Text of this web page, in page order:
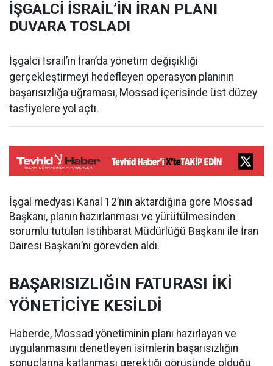
İŞGALCİ İSRAİL’İN İRAN PLANI
DUVARA TOSLADI
İşgalci İsrail’in İran’da yönetim değişikliği
gerçekleştirmeyi hedefleyen operasyon planının
başarısızlığa uğraması, Mossad içerisinde üst düzey
tasfiyelere yol açtı.
İşgal medyası Kanal 12’nin aktardığına göre Mossad
Başkanı, planın hazırlanması ve yürütülmesinden
sorumlu tutulan İstihbarat Müdürlüğü Başkanı ile İran
Dairesi Başkanı’nı görevden aldı.
BAŞARISIZLIĞIN FATURASI İKİ
YÖNETİCİYE KESİLDİ
Haberde, Mossad yönetiminin planı hazırlayan ve
uygulanmasını denetleyen isimlerin başarısızlığın
sonuçlarına katlanması gerektiği görüşünde olduğu